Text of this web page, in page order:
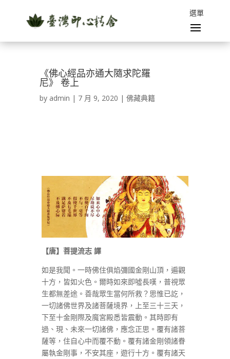
《佛心經品亦通大隨求陀羅
尼》 卷上
by admin | 7 月 9, 2020 | 佛藏典籍
【唐】菩提流志 譯
如是我聞。一時佛住俱焰彌國金剛山頂，遍觀
十方，皆如火色。爾時如來即噓長嘆，普視眾
生都無差途。善哉眾生當何所救？思惟已訖，
一切諸佛世界及諸菩薩境界，上至三十三天，
下至十金剛際及魔宮殿悉皆震動。其時即有
過、現、未來一切諸佛，應念正思。覆有諸菩
薩等，住自心中而覆不動。覆有諸金剛領諸眷
屬執金剛事，不安其座，遊行十方。覆有諸天